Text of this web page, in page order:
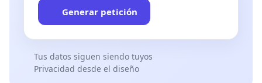
Generar petición
Tus datos siguen siendo tuyos
Privacidad desde el diseño